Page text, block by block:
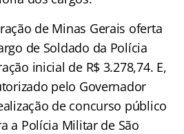
de Minas Gerais oferta
de Soldado da Polícia
inicial de R$ 3.278,74. E,
pelo Governador
de concurso público
a Polícia Militar de São